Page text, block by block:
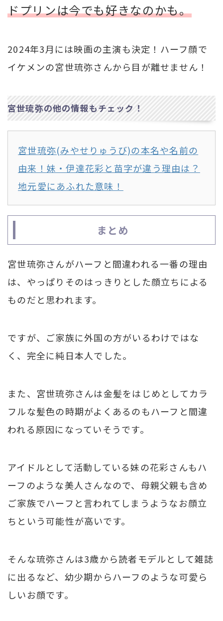
ドプリンは今でも好きなのかも。
2024年3月には映画の主演も決定！ハーフ顔で
イケメンの宮世琉弥さんから目が離せません！
宮世琉弥の他の情報もチェック！
宮世琉弥(みやせりゅうび)の本名や名前の
由来！妹・伊達花彩と苗字が違う理由は？
地元愛にあふれた意味！
まとめ
宮世琉弥さんがハーフと間違われる一番の理由
は、やっぱりそのはっきりとした顔立ちによる
ものだと思われます。
ですが、ご家族に外国の方がいるわけではな
く、完全に純日本人でした。
また、宮世琉弥さんは金髪をはじめとしてカラ
フルな髪色の時期がよくあるのもハーフと間違
われる原因になっていそうです。
アイドルとして活動している妹の花彩さんもハ
ーフのような美人さんなので、母親父親も含め
ご家族でハーフと言われてしまうようなお顔立
ちという可能性が高いです。
そんな琉弥さんは3歳から読者モデルとして雑誌
に出るなど、幼少期からハーフのような可愛ら
しいお顔です。